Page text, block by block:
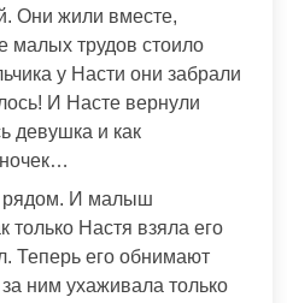
Они жили вместе,
малых трудов стоило
у Насти они забрали
И Насте вернули
девушка и как
рядом. И малыш
только Настя взяла его
Теперь его обнимают
ним ухаживала только